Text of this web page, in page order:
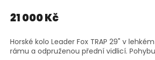
21 000 Kč
Horské kolo Leader Fox TRAP 29" v
rámu a odpruženou přední vidlicí.